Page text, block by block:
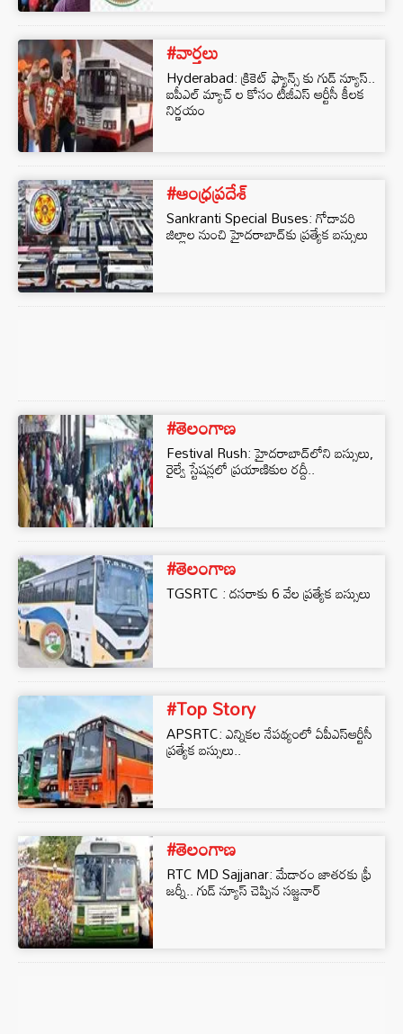
#వార్తలు
Hyderabad: క్రికెట్ ఫ్యాన్స్ కు గుడ్ న్యూస్..
ఐపీఎల్ మ్యాచ్ ల కోసం టీజీఎస్ ఆర్టీసీ కీలక
నిర్ణయం
#ఆంధ్రప్రదేశ్
Sankranti Special Buses: గోదావరి
జిల్లాల నుంచి హైదరాబాద్⁬కు ప్రత్యేక బస్సులు
#తెలంగాణ
Festival Rush: హైదరాబాద్‌లోని బస్సులు,
రైల్వే స్టేషన్లలో ప్రయాణికుల రద్దీ..
#తెలంగాణ
TGSRTC : దసరాకు 6 వేల ప్రత్యేక బస్సులు
#Top Story
APSRTC: ఎన్నికల నేపథ్యంలో ఏపీఎస్ఆర్టీసీ
ప్రత్యేక బస్సులు..
#తెలంగాణ
RTC MD Sajjanar: మేడారం జాతరకు ఫ్రీ
జర్నీ.. గుడ్ న్యూస్ చెప్పిన సజ్జనార్‌